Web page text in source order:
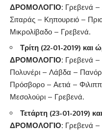
ΔΡΟΜΟΛΟΓΙΟ: Γρεβενά –
Σιταράς – Κηπουρειό –
Μικρολίβαδο – Γρεβενά.
Τρίτη (22-01-2019)
ΔΡΟΜΟΛΟΓΙΟ: Γρεβενά
Πολυνέρι – Λάβδα –
Πρόσβορο – Αετιά –
Μεσολούρι – Γρεβενά.
Τετάρτη (23-01-2019)
ΔΡΟΜΟΛΟΓΙΟ: Γρεβενά